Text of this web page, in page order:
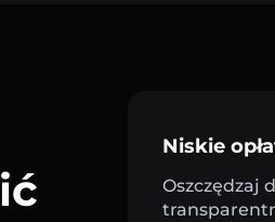
Niskie
Oszczędzaj